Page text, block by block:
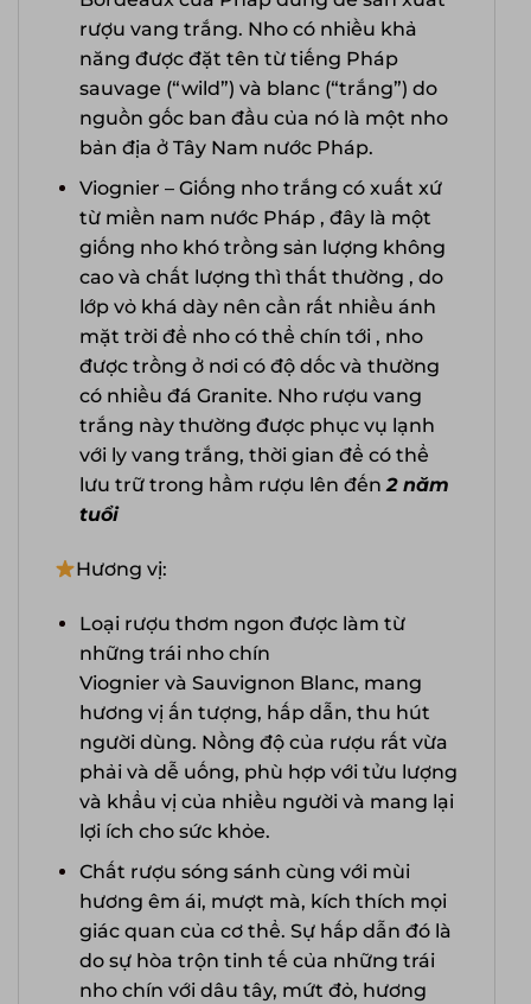
rượu vang trắng. Nho có nhiều khả
năng được đặt tên từ tiếng Pháp
sauvage (“wild”) và blanc (“trắng”) do
nguồn gốc ban đầu của nó là một nho
bản địa ở Tây Nam nước Pháp.
Viognier – Giống nho trắng có xuất xứ
từ miền nam nước Pháp , đây là một
giống nho khó trồng sản lượng không
cao và chất lượng thì thất thường , do
lớp vỏ khá dày nên cần rất nhiều ánh
mặt trời để nho có thể chín tới , nho
được trồng ở nơi có độ dốc và thường
có nhiều đá Granite. Nho rượu vang
trắng này thường được phục vụ lạnh
với ly vang trắng, thời gian để có thể
lưu trữ trong hầm rượu lên đến2 năm
tuổi
Hương vị:
Loại rượu thơm ngon được làm từ
những trái nho chín
Viognier và Sauvignon Blanc, mang
hương vị ấn tượng, hấp dẫn, thu hút
người dùng. Nồng độ của rượu rất vừa
phải và dễ uống, phù hợp với tửu lượng
và khẩu vị của nhiều người và mang lại
lợi ích cho sức khỏe.
Chất rượu sóng sánh cùng với mùi
hương êm ái, mượt mà, kích thích mọi
giác quan của cơ thể. Sự hấp dẫn đó là
do sự hòa trộn tinh tế của những trái
nho chín với dâu tây, mứt đỏ, hương